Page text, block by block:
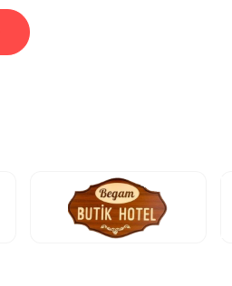
Tour – Zonsopgang &
Tour – Zonsopgang &